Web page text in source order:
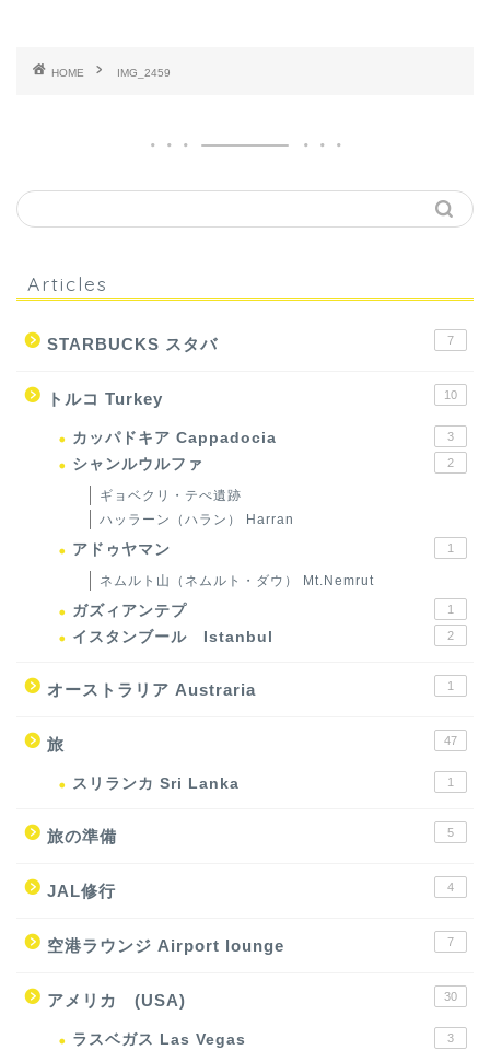
HOME IMG_2459
Articles
STARBUCKS スタバ 7
トルコ Turkey 10
カッパドキア Cappadocia 3
シャンルウルファ 2
ギョベクリ・テぺ遺跡
ハッラーン（ハラン） Harran
アドゥヤマン 1
ネムルト山（ネムルト・ダウ） Mt.Nemrut
ガズィアンテプ 1
イスタンブール Istanbul 2
オーストラリア Austraria 1
旅 47
スリランカ Sri Lanka 1
旅の準備 5
JAL修行 4
空港ラウンジ Airport lounge 7
アメリカ (USA) 30
ラスベガス Las Vegas 3